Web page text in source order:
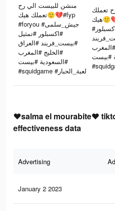
منشن للبيست الي رح
تعملك هيك🙂💔#fyp
#foryou #جيش_سلمى
#اكسبلور #تمثيل
#بيست_فريند #العراق
#الخليج #المغرب
#السعودية #بيست
#squidgame #لعبة_الحبار
تعملك
هيك🙂💔#fyp #foryou
#جيش_سلمى #اكسبلور
#بيست
❤salma el mourabite❤
effectiveness data
Advertising
January 2 2023